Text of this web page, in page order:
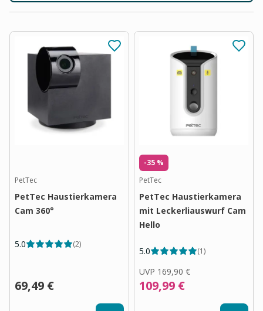
PetTec
PetTec Haustierkamera
Cam 360°
5.0 (2)
69,49 €
-35 %
PetTec
PetTec Haustierkamera
mit Leckerliauswurf Cam
Hello
5.0 (1)
UVP 169,90 €
109,99 €